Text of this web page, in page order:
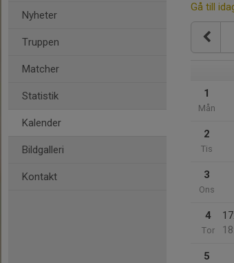
Nyheter
Truppen
Matcher
Statistik
Kalender
Bildgalleri
Kontakt
Gå till
1
Mån
2
Tis
3
Ons
4
Tor
5